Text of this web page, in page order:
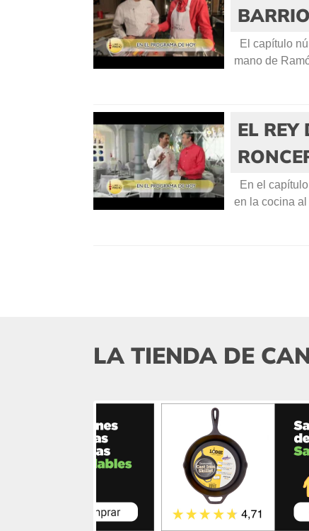
El capítulo
mano de
EL REY
En el
en la cocina
LA TIENDA DE